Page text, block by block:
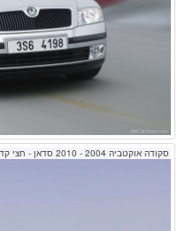
סקודה אוקטביה 2004 - 2010 סדאן - חצי קדמי חצי צידי